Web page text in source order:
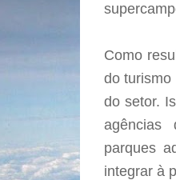
Como
do turismo
do setor.
agências
parques
integrar à